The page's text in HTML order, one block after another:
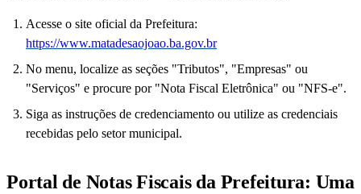
Acesse o site oficial da Prefeitura:
https://www.matadesaojoao.ba.gov.br
No menu, localize as seções "Tributos", "Empresas" ou
"Serviços" e procure por "Nota Fiscal Eletrônica" ou "NFS-e".
Siga as instruções de credenciamento ou utilize as credenciais
recebidas pelo setor municipal.
Portal de Notas Fiscais da Prefeitura: Uma